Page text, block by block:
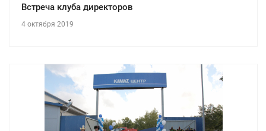
Встреча клуба директоров
4 октября 2019